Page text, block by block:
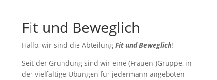
Fit und Beweglich
Hallo, wir sind die Abteilung Fit und Beweglich!
Seit der Gründung sind wir eine (Frauen-)Gruppe, in
der vielfältige Übungen für jedermann angeboten